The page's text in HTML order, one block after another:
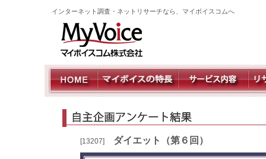
インターネット調査・ネットリサーチなら、マイボイスコムへ
[13207] ダイエット（第６回）